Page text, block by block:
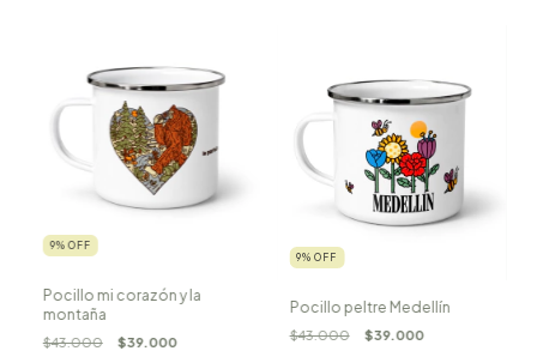
9%OFF
Pocillo mi corazón y la
montaña
$43.000 $39.000
9%OFF
Pocillo peltre Medellín
$43.000 $39.000